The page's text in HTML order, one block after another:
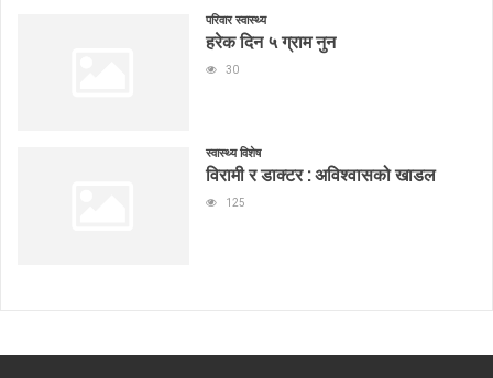
परिवार स्वास्थ्य
हरेक दिन ५ ग्राम नुन
30
स्वास्थ्य विशेष
विरामी र डाक्टर : अविश्वासको खाडल
125